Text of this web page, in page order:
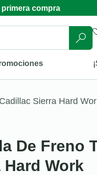
compra
Sierra Hard
De Freno
Hard Work